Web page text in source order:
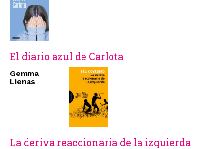
El diario azul de Carlota
Gemma
Lienas
La deriva reaccionaria de la izquierda